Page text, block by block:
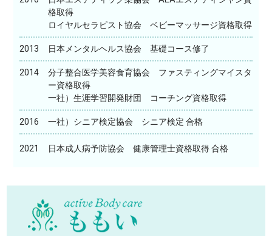
格取得
ロイヤルセラピスト協会 ベビーマッサージ資格取得
2013 日本メンタルヘルス協会 基礎コース修了
2014
分子整合医学美容食育協会 ファスティングマイスタ
ー資格取得
一社）生涯学習開発財団 コーチング資格取得
2016 一社）シニア検定協会 シニア検定 合格
2021 日本成人病予防協会 健康管理士資格取得 合格